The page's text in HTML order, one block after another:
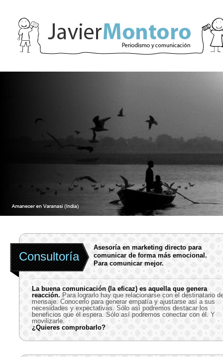
Consultoría
Asesoría en marketing directo para
comunicar de forma más emocional.
Para comunicar mejor.
La buena comunicación (la eficaz) es aquella que genera
reacción.Para lograrlo hay que relacionarse con el destinatario
mensaje. Conocerlo para generar empatía y ajustarse así a sus
necesidades y expectativas. Sólo así podremos destacar los
beneficios que él espera. Sólo así podremos conectar con él. Y
movilizarle.
¿Quieres comprobarlo?